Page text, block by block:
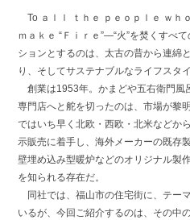
To ａｌｌ ｔｈｅ ｐｅｏｐｌｅ ｗｈｏ
ｍａｋｅ “Ｆｉｒｅ”—“火”を焚くすべ
ションとするのは、太古の昔から連綿
り、そしてサステナブルなライフスタ
創業は1953年。かまどや五右衛門風
専門店へと舵を切ったのは、市場が黎
ではいち早く北欧・西欧・北米などか
示販売に着手し、海外メーカーの既存
壁埋め込み型暖炉などのオリジナル製
を知られる存在だ。
同社では、福山市の住宅街に、テー
いるが、今回ご紹介するのは、その中